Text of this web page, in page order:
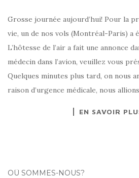
Grosse journée aujourd’hui! Pour la
vie, un de nos vols (Montréal-Paris) a
L’hôtesse de l’air a fait une annonce
médecin dans l’avion, veuillez vous
Quelques minutes plus tard, on nous
raison d’urgence médicale, nous
EN SAVOIR
OÛ SOMMES-NOUS?